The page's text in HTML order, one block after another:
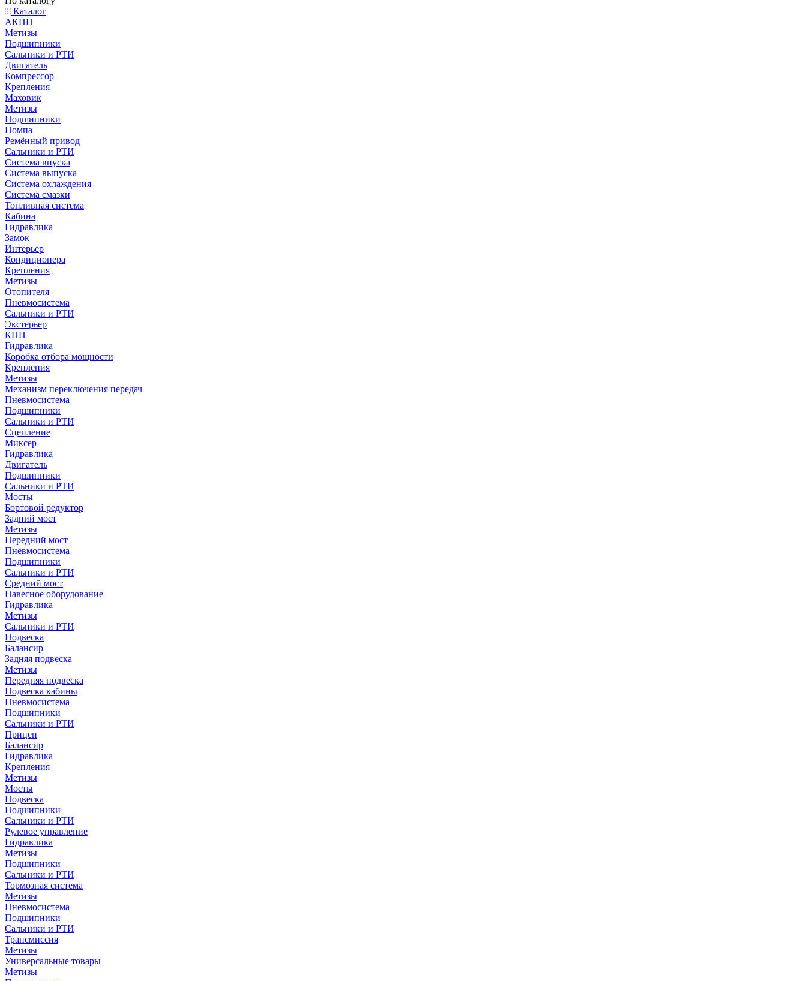
Каталог
АКПП
Метизы
Подшипники
Сальники и РТИ
Двигатель
Компрессор
Крепления
Маховик
Метизы
Подшипники
Помпа
Ремённый привод
Сальники и РТИ
Система впуска
Система выпуска
Система охлаждения
Система смазки
Топливная система
Кабина
Гидравлика
Замок
Интерьер
Кондиционера
Крепления
Метизы
Отопителя
Пневмосистема
Сальники и РТИ
Экстерьер
КПП
Гидравлика
Коробка отбора мощности
Крепления
Метизы
Механизм переключения передач
Пневмосистема
Подшипники
Сальники и РТИ
Сцепление
Миксер
Гидравлика
Двигатель
Подшипники
Сальники и РТИ
Мосты
Бортовой редуктор
Задний мост
Метизы
Передний мост
Пневмосистема
Подшипники
Сальники и РТИ
Средний мост
Навесное оборудование
Гидравлика
Метизы
Сальники и РТИ
Подвеска
Балансир
Задняя подвеска
Метизы
Передняя подвеска
Подвеска кабины
Пневмосистема
Подшипники
Сальники и РТИ
Прицеп
Балансир
Гидравлика
Крепления
Метизы
Мосты
Подвеска
Подшипники
Сальники и РТИ
Рулевое управление
Гидравлика
Метизы
Подшипники
Сальники и РТИ
Тормозная система
Метизы
Пневмосистема
Подшипники
Сальники и РТИ
Трансмиссия
Метизы
Универсальные товары
Метизы